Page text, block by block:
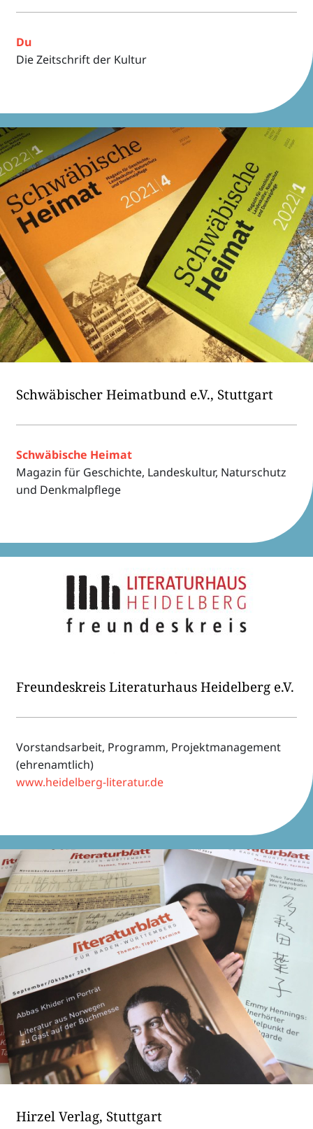
Du
Die Zeit­schrift der Kultur
Schwä­bi­scher Heimat­bund e.V., Stuttgart
Schwä­bi­sche Heimat
Maga­zin für Geschichte, Landes­kul­tur, Natur­schutz
und Denkmalpflege
Freun­des­kreis Lite­ra­tur­haus Heidel­berg e.V.
Vorstands­ar­beit, Programm, Projekt­ma­nage­ment
(ehren­amt­lich)
www.heidelberg-literatur.de
Hirzel Verlag, Stuttgart